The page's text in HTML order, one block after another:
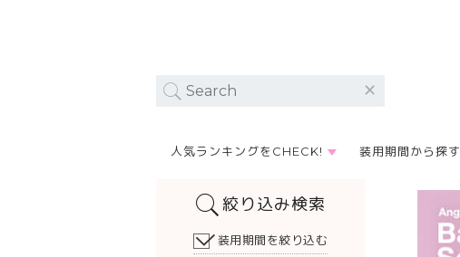
人気ランキングをCHECK! 装用期間から探す
絞り込み検索
装用期間を絞り込む